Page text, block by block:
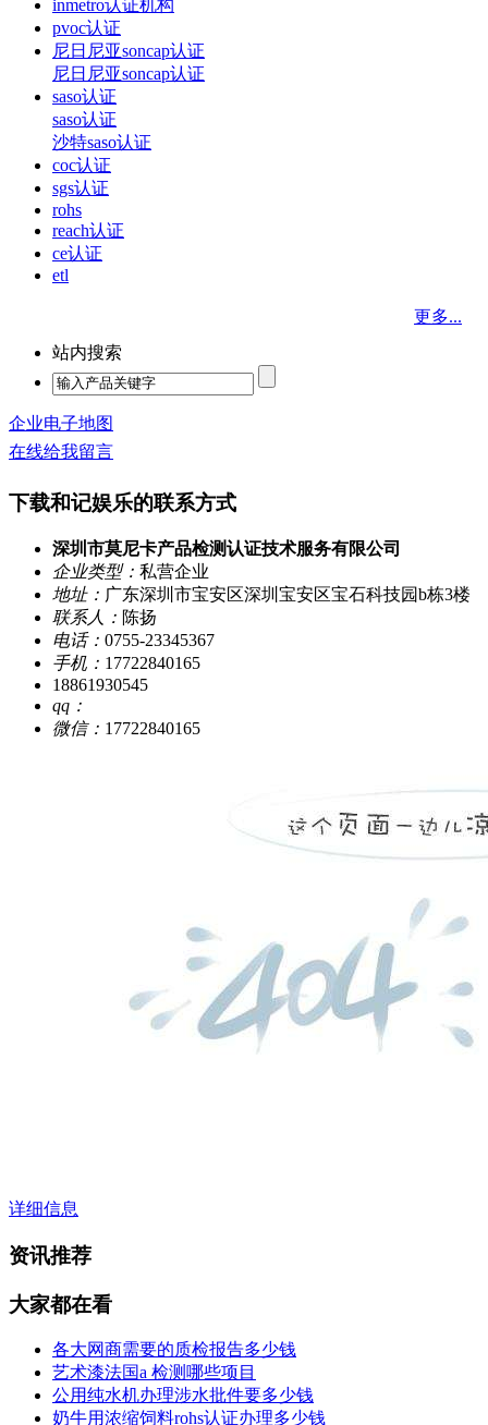
inmetro认证机构
pvoc认证
尼日尼亚soncap认证
尼日尼亚soncap认证
saso认证
saso认证
沙特saso认证
coc认证
sgs认证
rohs
reach认证
ce认证
etl
更多...
站内搜索
企业电子地图
在线给我留言
下载和记娱乐的联系方式
深圳市莫尼卡产品检测认证技术服务有限公司
企业类型： 私营企业
地址： 广东深圳市宝安区深圳宝安区宝石科技园b栋3楼
联系人： 陈扬
电话： 0755-23345367
手机： 17722840165
18861930545
qq：
微信： 17722840165
详细信息
资讯推荐
大家都在看
各大网商需要的质检报告多少钱
艺术漆法国a 检测哪些项目
公用纯水机办理涉水批件要多少钱
奶牛用浓缩饲料rohs认证办理多少钱